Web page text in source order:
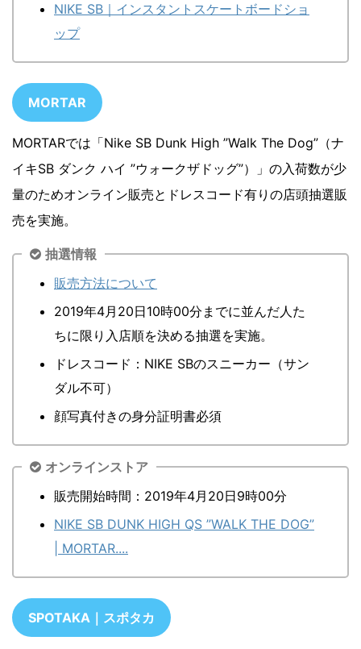
NIKE SB｜インスタントスケートボードショ
ップ
MORTAR
MORTARでは「Nike SB Dunk High ”Walk The Dog”（ナ
イキSB ダンク ハイ ”ウォークザドッグ”）」の入荷数が少
量のためオンライン販売とドレスコード有りの店頭抽選販
売を実施。
抽選情報
販売方法について
2019年4月20日10時00分までに並んだ人た
ちに限り入店順を決める抽選を実施。
ドレスコード：NIKE SBのスニーカー（サン
ダル不可）
顔写真付きの身分証明書必須
オンラインストア
販売開始時間：2019年4月20日9時00分
NIKE SB DUNK HIGH QS ”WALK THE DOG”
| MORTAR....
SPOTAKA｜スポタカ